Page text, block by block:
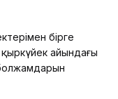
бірге
айындағы